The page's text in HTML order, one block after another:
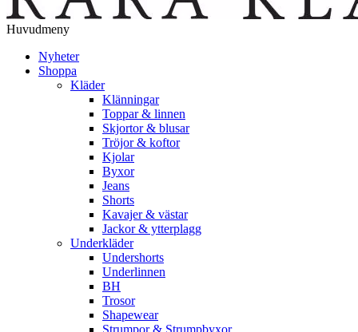
Huvudmeny
Nyheter
Shoppa
Kläder
Klänningar
Toppar & linnen
Skjortor & blusar
Tröjor & koftor
Kjolar
Byxor
Jeans
Shorts
Kavajer & västar
Jackor & ytterplagg
Underkläder
Undershorts
Underlinnen
BH
Trosor
Shapewear
Strumpor & Strumpbyxor